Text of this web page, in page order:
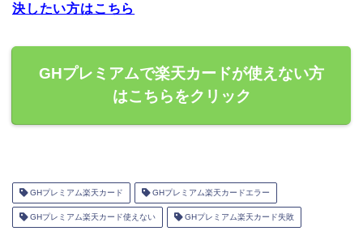
決したい方はこちら
GHプレミアムで楽天カードが使えない方
はこちらをクリック
GHプレミアム楽天カード GHプレミアム楽天カードエラー
GHプレミアム楽天カード使えない GHプレミアム楽天カード失敗